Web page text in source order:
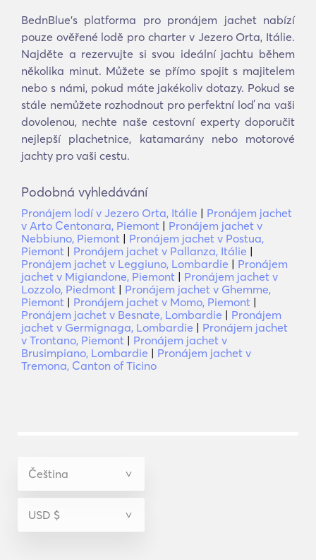
BednBlue's platforma pro pronájem jachet nabízí
pouze ověřené lodě pro charter v Jezero Orta, Itálie.
Najděte a rezervujte si svou ideální jachtu během
několika minut. Můžete se přímo spojit s majitelem
nebo s námi, pokud máte jakékoliv dotazy. Pokud se
stále nemůžete rozhodnout pro perfektní loď na vaši
dovolenou, nechte naše cestovní experty doporučit
nejlepší plachetnice, katamarány nebo motorové
jachty pro vaši cestu.
Podobná vyhledávání
Pronájem lodí v Jezero Orta, Itálie | Pronájem jachet
v Arto Centonara, Piemont | Pronájem jachet v
Nebbiuno, Piemont | Pronájem jachet v Postua,
Piemont | Pronájem jachet v Pallanza, Itálie |
Pronájem jachet v Leggiuno, Lombardie | Pronájem
jachet v Migiandone, Piemont | Pronájem jachet v
Lozzolo, Piedmont | Pronájem jachet v Ghemme,
Piemont | Pronájem jachet v Momo, Piemont |
Pronájem jachet v Besnate, Lombardie | Pronájem
jachet v Germignaga, Lombardie | Pronájem jachet
v Trontano, Piemont | Pronájem jachet v
Brusimpiano, Lombardie | Pronájem jachet v
Tremona, Canton of Ticino